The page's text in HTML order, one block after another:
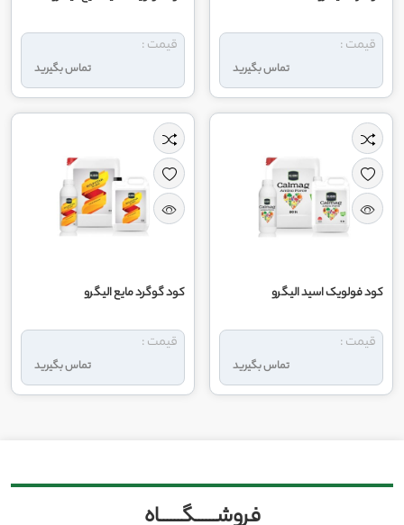
تماس بگیرید
قیمت :
تماس بگیرید
قیمت :
کود فولویک اسید الیگرو
تماس بگیرید
قیمت :
کود گوگرد مایع الیگرو
تماس بگیرید
قیمت :
فروشــــــگــــــاه